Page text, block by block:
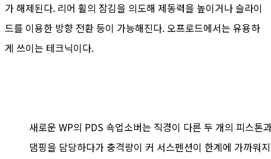
가 해제된다. 리어 휠의 잠김을 의도해 제동력을 높이거나 슬라이
드를 이용한 방향 전환 등이 가능해진다. 오프로드에서는 유용하
게 쓰이는 테크닉이다.
새로운 WP의 PDS 쇽업소버는 직경이 다른 두 개의 피스
댐핑을 담당하다가 충격량이 커 서스펜션이 한계에 가까워